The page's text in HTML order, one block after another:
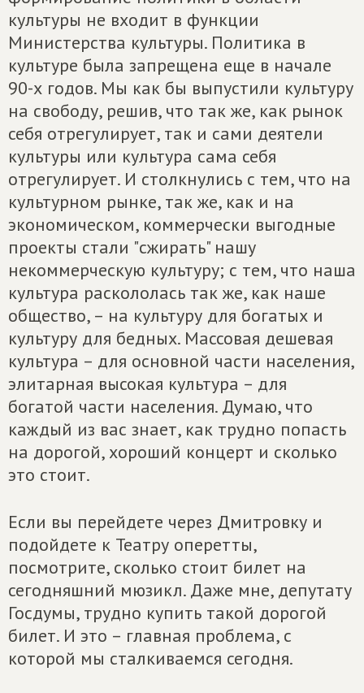
культуры не входит в функции
Министерства культуры. Политика в
культуре была запрещена еще в начале
90-х годов. Мы как бы выпустили культуру
на свободу, решив, что так же, как рынок
себя отрегулирует, так и сами деятели
культуры или культура сама себя
отрегулирует. И столкнулись с тем, что на
культурном рынке, так же, как и на
экономическом, коммерчески выгодные
проекты стали "сжирать" нашу
некоммерческую культуру; с тем, что наша
культура раскололась так же, как наше
общество, – на культуру для богатых и
культуру для бедных. Массовая дешевая
культура – для основной части населения,
элитарная высокая культура – для
богатой части населения. Думаю, что
каждый из вас знает, как трудно попасть
на дорогой, хороший концерт и сколько
это стоит.
Если вы перейдете через Дмитровку и
подойдете к Театру оперетты,
посмотрите, сколько стоит билет на
сегодняшний мюзикл. Даже мне, депутату
Госдумы, трудно купить такой дорогой
билет. И это – главная проблема, с
которой мы сталкиваемся сегодня.